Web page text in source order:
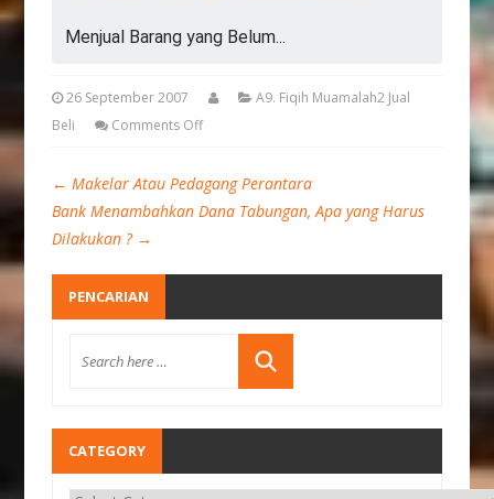
Menjual Barang yang Belum...
26 September 2007
A9. Fiqih Muamalah2 Jual
Beli
Comments Off
← Makelar Atau Pedagang Perantara
Bank Menambahkan Dana Tabungan, Apa yang Harus
Dilakukan ? →
PENCARIAN
CATEGORY